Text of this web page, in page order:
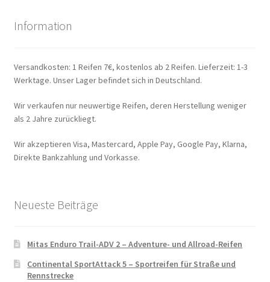
Information
Versandkosten: 1 Reifen 7€, kostenlos ab 2 Reifen. Lieferzeit: 1-3
Werktage. Unser Lager befindet sich in Deutschland.
Wir verkaufen nur neuwertige Reifen, deren Herstellung weniger
als 2 Jahre zurückliegt.
Wir akzeptieren Visa, Mastercard, Apple Pay, Google Pay, Klarna,
Direkte Bankzahlung und Vorkasse.
Neueste Beiträge
Mitas Enduro Trail-ADV 2 – Adventure- und Allroad-Reifen
Continental SportAttack 5 – Sportreifen für Straße und
Rennstrecke